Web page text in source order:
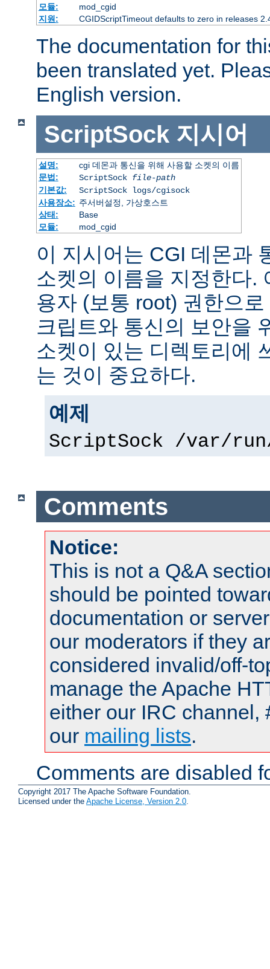
모듈:
mod_cgid
지원:
CGIDScriptTimeout defaults to zero in releases
The documentation for
been translated yet.
English version.
ScriptSock 지시어
설명:
cgi 데몬과 통신을 위해 사용할 소켓의 이름
문법:
ScriptSock file-path
기본값:
ScriptSock logs/cgisock
사용장소: 주서버설정, 가상호스트
상태:
Base
모듈:
mod_cgid
이 지시어는 CGI 데몬과
소켓의 이름을 지정한다.
용자 (보통 root) 권한으
크립트와 통신의 보안을
소켓이 있는 디렉토리에
는 것이 중요하다.
예제
ScriptSock /var/
Comments
Notice:
This is not a Q&A
should be pointed
documentation or
our moderators if they
considered invalid/off-
manage the Apache
either our IRC channel,
our mailing lists.
Comments are disabled
Copyright 2017 The Apache Software Foundation.
Licensed under the Apache License, Version 2.0.